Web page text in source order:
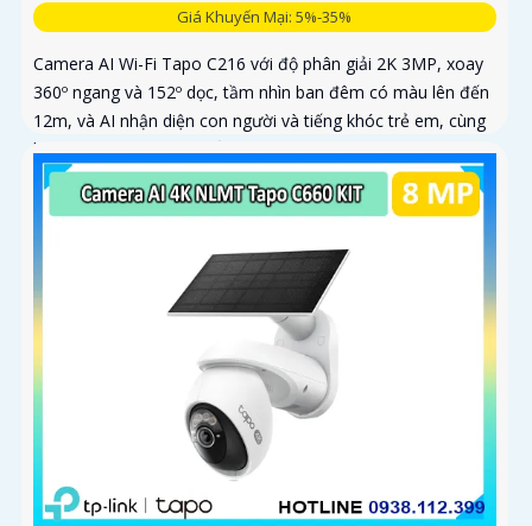
Giá Khuyến Mại: 5%-35%
Camera AI Wi-Fi Tapo C216 với độ phân giải 2K 3MP, xoay
360º ngang và 152º dọc, tầm nhìn ban đêm có màu lên đến
12m, và AI nhận diện con người và tiếng khóc trẻ em, cùng
khả năng theo dõi chuyển động tự động